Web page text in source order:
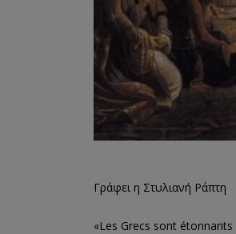
Γράφει η Στυλιανή Ράπτη
«Les Grecs sont étonnants